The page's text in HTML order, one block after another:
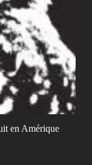
en Amérique